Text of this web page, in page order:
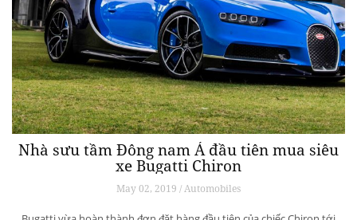
Nhà sưu tầm Đông nam Á đầu tiên mua siêu
xe Bugatti Chiron
May 02, 2019 / Automobiles